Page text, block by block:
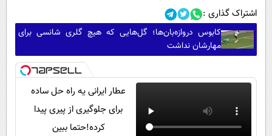
اشتراک گذاری :
کابوس دروازه‌بان‌ها؛ گل‌هایی که هیچ گلری شانسی برای
مهارشان نداشت
عطار ایرانی یه راه حل ساده
برای جلوگیری از پیری پیدا
کرده!حتما ببین